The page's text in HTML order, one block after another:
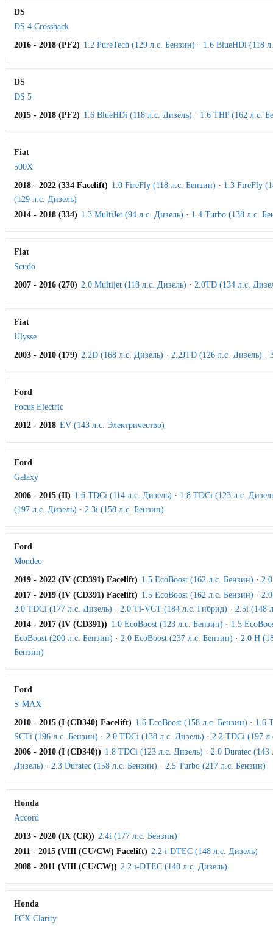
DS
DS 4 Crossback
2016 - 2018 (PF2) 1.2 PureTech (129 л.с. Бензин) · 1.6 BlueHDi (118
DS
DS 5
2015 - 2018 (PF2) 1.6 BlueHDi (118 л.с. Дизель) · 1.6 THP (162 л.с.
Fiat
500X
2018 - 2022 (334 Facelift) 1.0 FireFly (118 л.с. Бензин) · 1.3 FireFly
(129 л.с. Дизель)
2014 - 2018 (334) 1.3 MultiJet (94 л.с. Дизель) · 1.4 Turbo (138 л.с.
Fiat
Scudo
2007 - 2016 (270) 2.0 Multijet (118 л.с. Дизель) · 2.0TD (134 л.с.
Fiat
Ulysse
2003 - 2010 (179) 2.2D (168 л.с. Дизель) · 2.2JTD (126 л.с. Дизель) ·
Ford
Focus Electric
2012 - 2018 EV (143 л.с. Электричество)
Ford
Galaxy
2006 - 2015 (II) 1.6 TDCi (114 л.с. Дизель) · 1.8 TDCi (123 л.с.
(197 л.с. Дизель) · 2.3i (158 л.с. Бензин)
Ford
Mondeo
2019 - 2022 (IV (CD391) Facelift) 1.5 EcoBoost (162 л.с. Бензин) ·
2017 - 2019 (IV (CD391) Facelift) 1.5 EcoBoost (162 л.с. Бензин) ·
2.0 TDCi (177 л.с. Дизель) · 2.0 Ti-VCT (184 л.с. Гибрид) · 2.5i (148
2014 - 2017 (IV (CD391)) 1.0 EcoBoost (123 л.с. Бензин) · 1.5
EcoBoost (200 л.с. Бензин) · 2.0 EcoBoost (237 л.с. Бензин) · 2.0 H
Бензин)
Ford
S-MAX
2010 - 2015 (I (CD340) Facelift) 1.6 EcoBoost (158 л.с. Бензин) · 1.6
SCTi (196 л.с. Бензин) · 2.0 TDCi (138 л.с. Дизель) · 2.2 TDCi (197
2006 - 2010 (I (CD340)) 1.8 TDCi (123 л.с. Дизель) · 2.0 Duratec (143
Дизель) · 2.3 Duratec (158 л.с. Бензин) · 2.5 Turbo (217 л.с. Бензин)
Honda
Accord
2013 - 2020 (IX (CR)) 2.4i (177 л.с. Бензин)
2011 - 2015 (VIII (CU/CW) Facelift) 2.2 i-DTEC (148 л.с. Дизель)
2008 - 2011 (VIII (CU/CW)) 2.2 i-DTEC (148 л.с. Дизель)
Honda
FCX Clarity